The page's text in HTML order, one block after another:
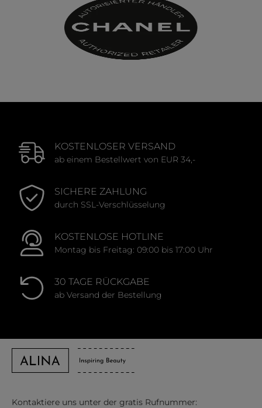
KOSTENLOSER VERSAND
ab einem Bestellwert von EUR 34,-
SICHERE ZAHLUNG
durch SSL-Verschlüsselung
KOSTENLOSE HOTLINE
Montag bis Freitag: 09:00 bis 17:00 Uhr
30 TAGE RÜCKGABE
ab Versand der Bestellung
Kontaktiere uns unter der gratis Rufnummer: